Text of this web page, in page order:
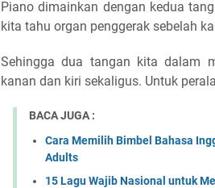
Piano dimainkan dengan kedua
kita tahu organ penggerak sebelah
Sehingga dua tangan kita dalam
kanan dan kiri sekaligus. Untuk
BACA JUGA :
Cara Memilih Bimbel Bahasa
Adults
15 Lagu Wajib Nasional untuk